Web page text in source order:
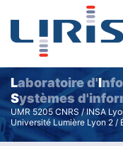
Laboratoire d'Info
Systèmes
UMR 5205 CNRS / INSA
Université Lumière Lyon 2 /